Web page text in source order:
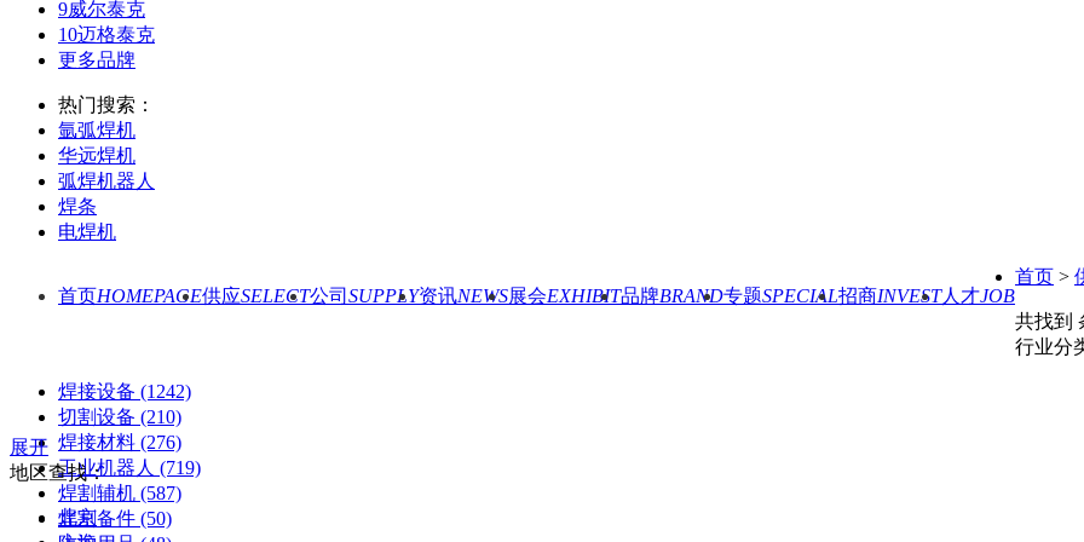
9威尔泰克
10迈格泰克
更多品牌
热门搜索：
氩弧焊机
华远焊机
弧焊机器人
焊条
电焊机
首页HOMEPAGE供应SELECT公司 SUPPLY资讯NEWS展会EXHIBIT品牌BRAND专题SPECIAL招商INVEST人才JOB
首页 >
共找到
行业分
焊接设备 (1242)
切割设备 (210)
焊接材料 (276)
工业机器人 (719)
焊割辅机 (587)
焊割备件 (50)
展开
地区查找：
北京